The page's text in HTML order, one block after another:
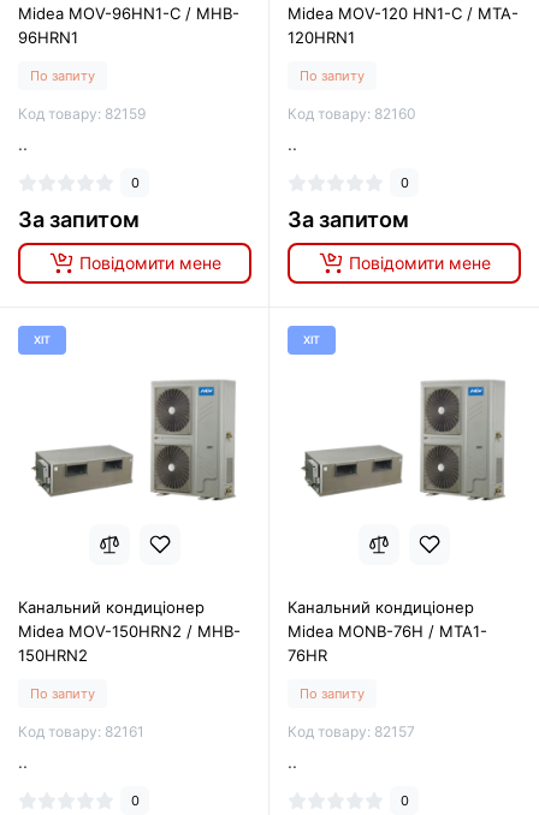
Midea MOV-96HN1-C / MHB-
96HRN1
По запиту
Код товару: 82159
..
0
За запитом
Повідомити мене
Midea MOV-120 HN1-C / MTA-
120HRN1
По запиту
Код товару: 82160
..
0
За запитом
Повідомити мене
ХІТ
Канальний кондиціонер
Midea MOV-150HRN2 / MHB-
150HRN2
По запиту
Код товару: 82161
..
0
ХІТ
Канальний кондиціонер
Midea MONB-76H / MTA1-
76HR
По запиту
Код товару: 82157
..
0